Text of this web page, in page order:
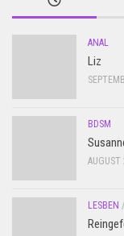
ANAL
Liz
BDSM
AUGUST
LESBEN /